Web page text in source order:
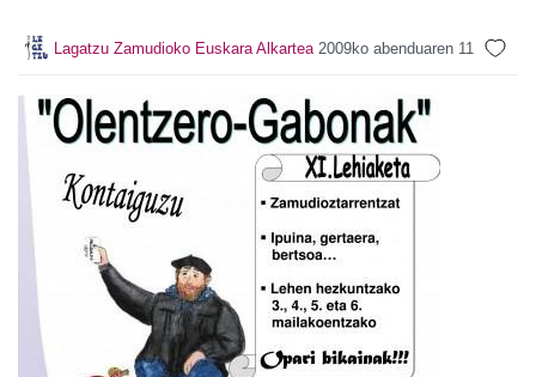
Lagatzu Zamudioko Euskara Alkartea 2009ko abenduaren 11